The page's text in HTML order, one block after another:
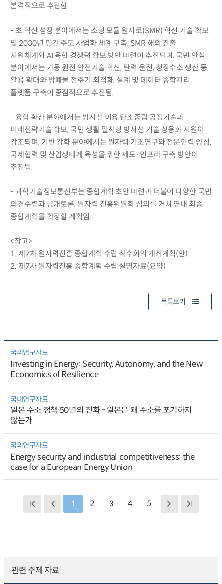
본격적으로 추진함.
- 초 혁신 성장 분야에서는 소형 모듈 원자로(SMR) 혁신 기술 확보
및 2030년 민간 주도 사업화 체계 구축, SMR 해외 진출
지원체계와 AI 융합 경쟁력 확보 방안 마련이 추진되며, 국민 안심
분야에서는 가동 원전 안전기술 혁신, 탄력 운전, 청정수소 생산 등
활용 확대와 방폐물 전주기 최적화, 설계 및 데이터 종합관리
플랫폼 구축이 중점적으로 추진됨.
- 융합 확산 분야에서는 방사선 이용 탄소중립 공정기술과
미래전략기술 확보, 국민 생활 밀착형 방사선 기술 상용화 지원이
강조되며, 기반 강화 분야에서는 원자력 기초연구와 전문인력 양성,
국제협력 및 산업생태계 육성을 위한 제도·인프라 구축 방안이
추진됨.
- 과학기술정보통신부는 종합계획 초안 마련과 더불어 다양한 국민
의견수렴과 공개토론, 원자력 진흥위원회 심의를 거쳐 연내 최종
종합계획을 확정할 계획임.
<참고>
1. 제7차 원자력진흥 종합계획 수립 착수회의 개최계획(안)
2. 제7차 원자력진흥 종합계획 수립 설명자료(요약)
목록보기
국외연구자료
Investing in Energy: Security, Autonomy, and the New
Economics of Resilience
국내연구자료
일본 수소 정책 50년의 진화 - 일본은 왜 수소를 포기하지
않는가
국외연구자료
Energy security and industrial competitiveness: the
case for a European Energy Union
1 2 3 4 5
관련 주제 자료